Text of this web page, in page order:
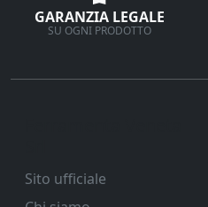
GARANZIA LEGALE
SU OGNI PRODOTTO
Sito ufficiale